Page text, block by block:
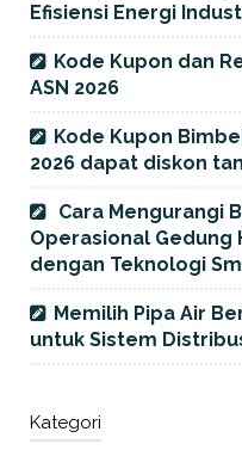
Efisiensi Energi
Kode Kupon dan
ASN 2026
Kode Kupon
2026 dapat diskon
Cara Mengurangi
Operasional Gedung
dengan Teknologi
Memilih Pipa Air
untuk Sistem
Kategori